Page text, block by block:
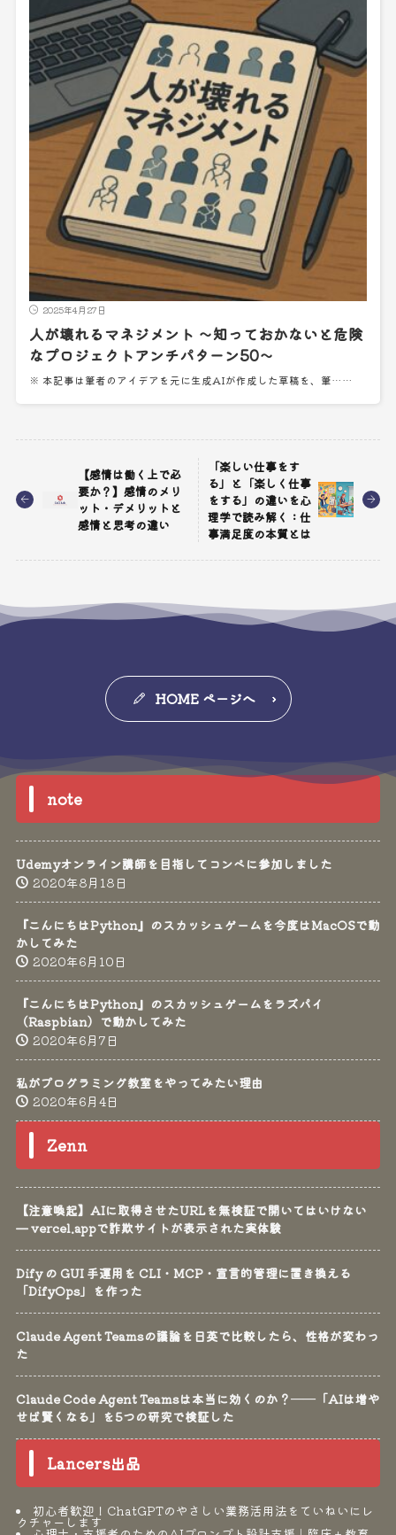
2025年4月27日
人が壊れるマネジメント ～知っておかないと危険
なプロジェクトアンチパターン50～
※ 本記事は筆者のアイデアを元に生成AIが作成した草稿を、筆……
【感情は働く上で必
要か？】感情のメリ
ット・デメリットと
感情と思考の違い
「楽しい仕事をす
る」と「楽しく仕事
をする」の違いを心
理学で読み解く：仕
事満足度の本質とは
HOME ページへ
note
Udemyオンライン講師を目指してコンペに参加しました
2020年8月18日
『こんにちはPython』のスカッシュゲームを今度はMacOSで動
かしてみた
2020年6月10日
『こんにちはPython』のスカッシュゲームをラズパイ
（Raspbian）で動かしてみた
2020年6月7日
私がプログラミング教室をやってみたい理由
2020年6月4日
Zenn
【注意喚起】AIに取得させたURLを無検証で開いてはいけない
— vercel.appで詐欺サイトが表示された実体験
Dify の GUI 手運用を CLI・MCP・宣言的管理に置き換える
「DifyOps」を作った
Claude Agent Teamsの議論を日英で比較したら、性格が変わっ
た
Claude Code Agent Teamsは本当に効くのか？──「AIは増や
せば賢くなる」を5つの研究で検証した
Lancers出品
初心者歓迎！ChatGPTのやさしい業務活用法をていねいにレ
クチャーします